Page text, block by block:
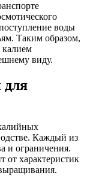
воды
Таким образом,
калием
виду.
для
Каждый из
и ограничения.
от характеристик